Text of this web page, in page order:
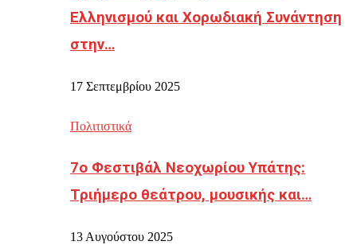
Ελληνισμού και Χορωδιακή Συνάντηση
στην…
17 Σεπτεμβρίου 2025
Πολιτιστικά
7ο Φεστιβάλ Νεοχωρίου Υπάτης:
Τριήμερο θεάτρου, μουσικής και…
13 Αυγούστου 2025